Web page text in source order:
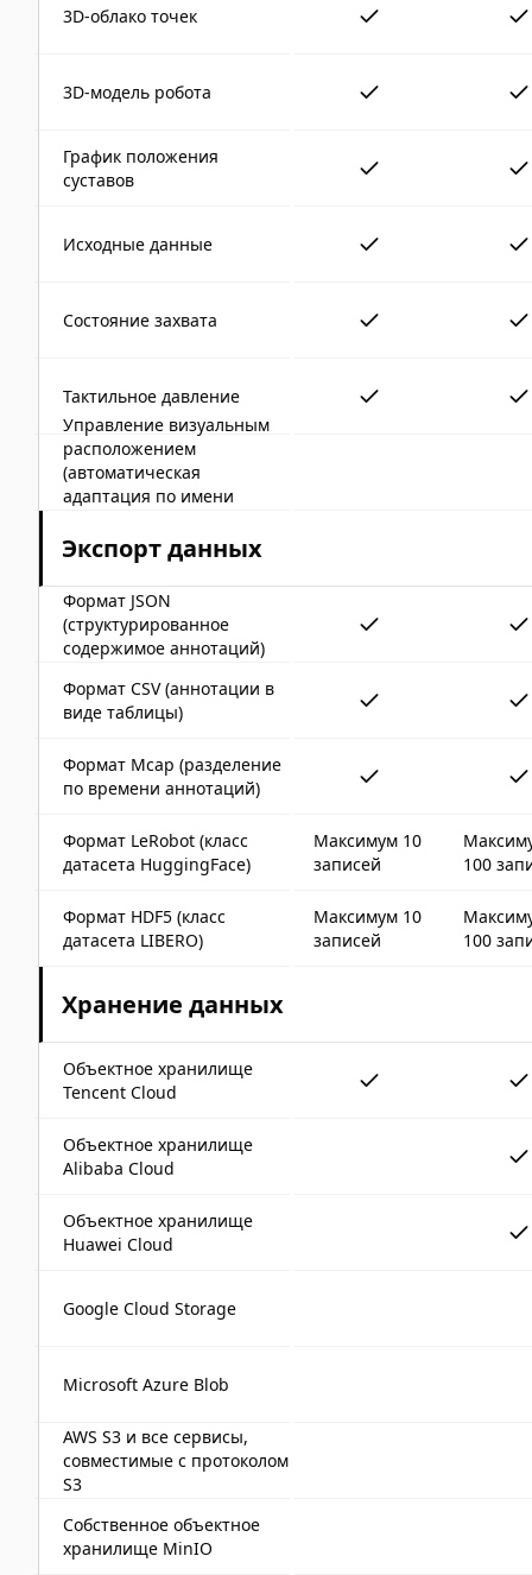
3D-облако точек
3D-модель робота
График положения
суставов
Исходные данные
Состояние захвата
Тактильное давление
Управление визуальным
расположением
(автоматическая
адаптация по имени
Экспорт данных
Формат JSON
(структурированное
содержимое аннотаций)
Формат CSV (аннотации в
виде таблицы)
Формат Mcap (разделение
по времени аннотаций)
Формат LeRobot (класс
датасета HuggingFace)
Формат HDF5 (класс
датасета LIBERO)
Максимум 10
записей
Максимум 10
записей
100
100
Хранение данных
Объектное хранилище
Tencent Cloud
Объектное хранилище
Alibaba Cloud
Объектное хранилище
Huawei Cloud
Google Cloud Storage
Microsoft Azure Blob
AWS S3 и все сервисы,
совместимые с протоколом
S3
Собственное объектное
хранилище MinIO